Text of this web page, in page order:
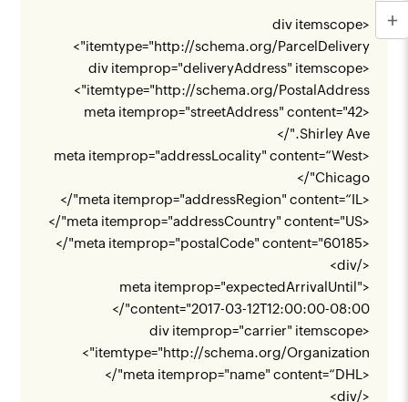
<div itemscope
itemtype="http://schema.org/ParcelDelivery
">
<div itemprop="deliveryAddress" itemscope
itemtype="http://schema.org/PostalAddress
">
<meta itemprop="streetAddress" content="42
Shirley Ave."/>
<meta itemprop="addressLocality" content=“West
Chicago"/>
<meta itemprop="addressRegion" content=“IL"/>
<meta itemprop="addressCountry" content="US"/>
<meta itemprop="postalCode" content="60185"/>
</div>
<meta itemprop="expectedArrivalUntil"
content="2017-03-12T12:00:00-08:00"/>
<div itemprop="carrier" itemscope
itemtype="http://schema.org/Organization
">
<meta itemprop="name" content=“DHL"/>
</div>